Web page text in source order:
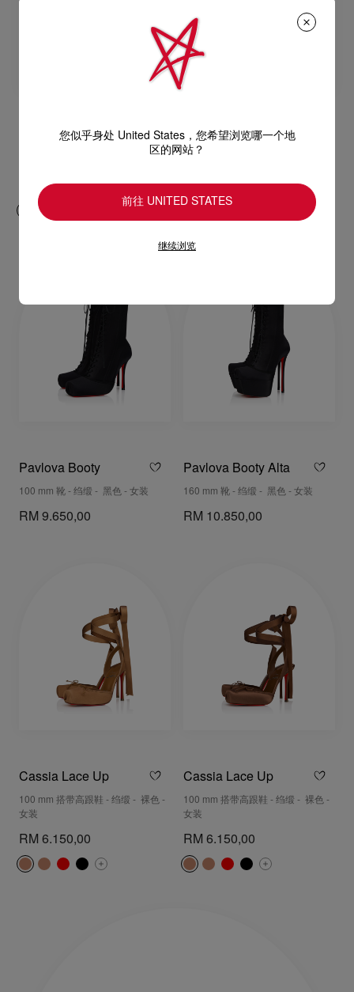
Cassia Lace Up
RM 4.900,00
Pavlova Booty
100 mm 靴 - 绉缎 - 黑色 - 女装
RM 9.650,00
Pavlova Booty Alta
160 mm 靴 - 绉缎 - 黑色 - 女装
RM 10.850,00
Cassia Lace Up
100 mm 搭带高跟鞋 - 绉缎 - 裸色 -
女装
RM 6.150,00
Cassia Lace Up
100 mm 搭带高跟鞋 - 绉缎 - 裸色 -
女装
RM 6.150,00
您似乎身处 United States，您希望浏览哪一个地
区的网站？
前往 UNITED STATES
继续浏览